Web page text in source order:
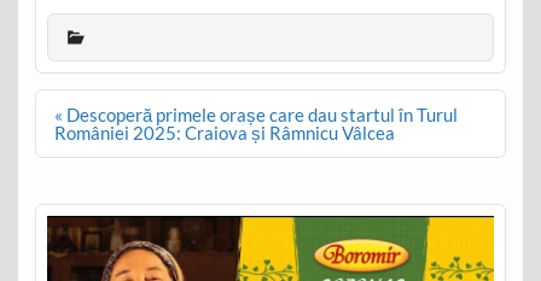
Post
navigation
« Descoperă primele orașe care dau startul în Turul
României 2025: Craiova și Râmnicu Vâlcea